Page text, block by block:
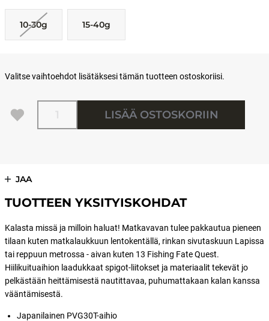
10-30g 15-40g
Valitse vaihtoehdot lisätäksesi tämän tuotteen ostoskoriisi.
Määrä
LISÄÄ OSTOSKORIIN
JAA
TUOTTEEN YKSITYISKOHDAT
Kalasta missä ja milloin haluat! Matkavavan tulee pakkautua pieneen
tilaan kuten matkalaukkuun lentokentällä, rinkan sivutaskuun Lapissa
tai reppuun metrossa - aivan kuten 13 Fishing Fate Quest.
Hiilikuituaihion laadukkaat spigot-liitokset ja materiaalit tekevät jo
pelkästään heittämisestä nautittavaa, puhumattakaan kalan kanssa
vääntämisestä.
Japanilainen PVG30T-aihio